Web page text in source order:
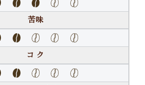
苦味
コ ク